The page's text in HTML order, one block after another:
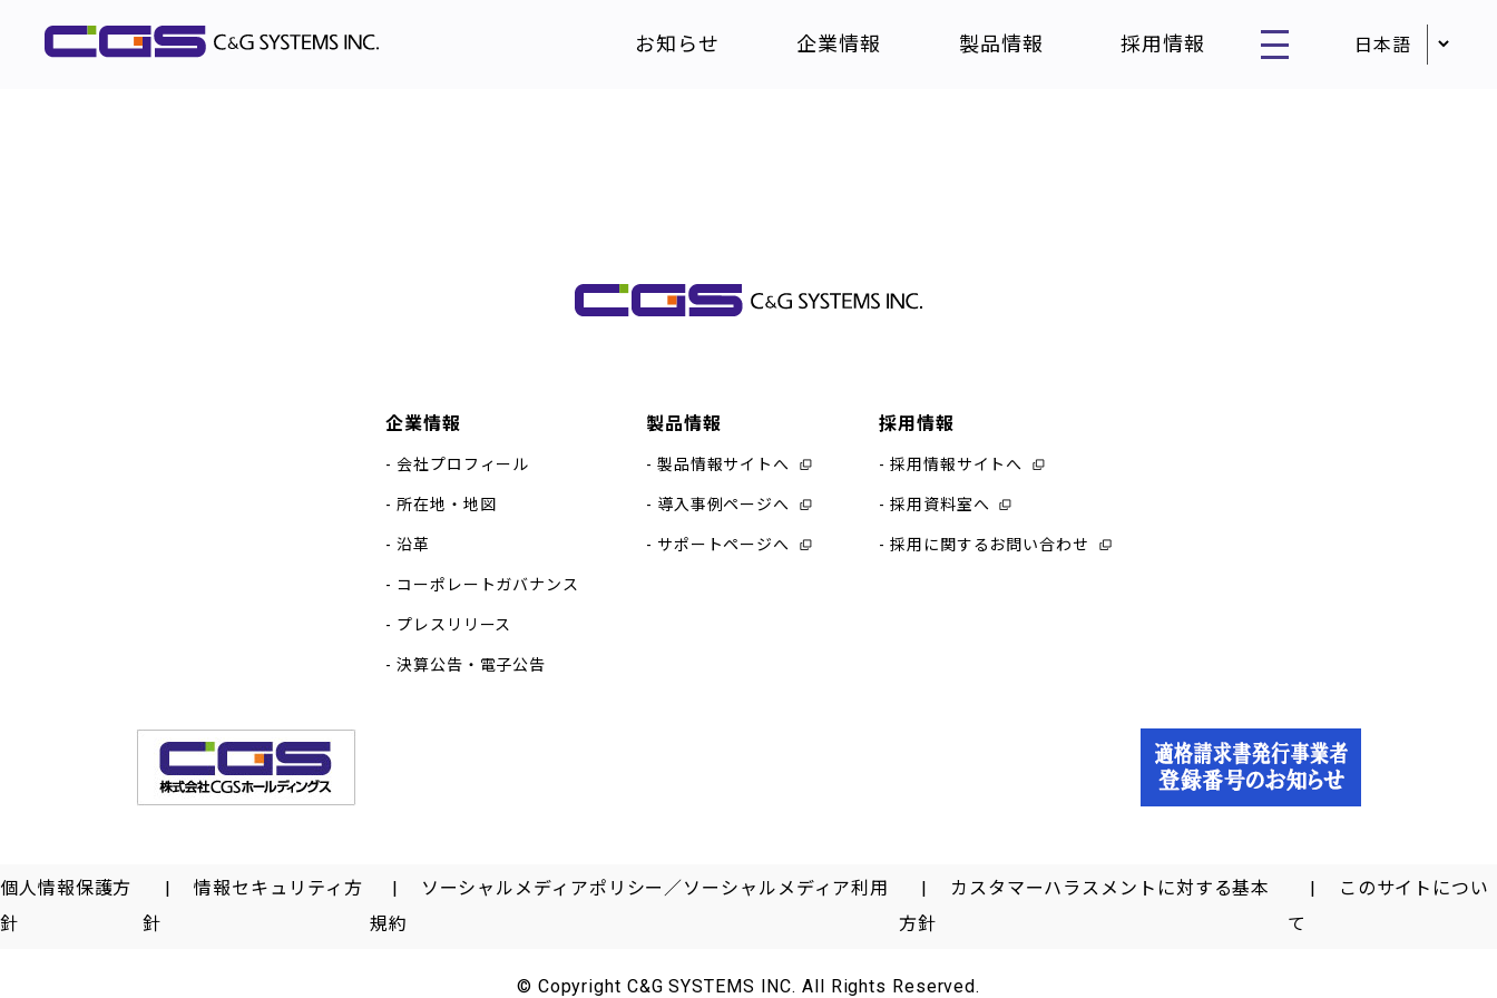
お知らせ 企業情報 製品情報 採用情報
企業情報
会社プロフィール
所在地・地図
沿革
コーポレートガバナンス
プレスリリース
決算公告・電子公告
製品情報
製品情報サイトへ
導入事例ページへ
サポートページへ
採用情報
採用情報サイトへ
採用資料室へ
採用に関するお問い合わせ
個人情報保護方
針
情報セキュリティ方
針
ソーシャルメディアポリシー／ソーシャルメディア利用
規約
カスタマーハラスメントに対する基本
方針
このサイトについ
て
© Copyright C&G SYSTEMS INC. All Rights Reserved.